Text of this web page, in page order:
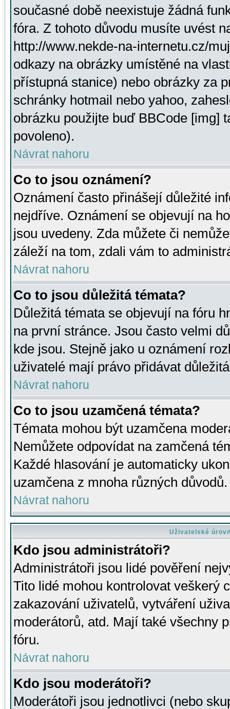
současné době neexistuje žádná
fóra. Z tohoto důvodu musíte uvést
http://www.nekde-na-internetu.cz/
odkazy na obrázky umístěné na
přístupná stanice) nebo obrázky za
schránky hotmail nebo yahoo,
obrázku použijte buď BBCode [img]
povoleno).
Návrat nahoru
Co to jsou oznámení?
Oznámení často přinášejí důležité
nejdříve. Oznámení se objevují na
jsou uvedeny. Zda můžete či
záleží na tom, zdali vám to
Návrat nahoru
Co to jsou důležitá témata?
Důležitá témata se objevují na fóru
na první stránce. Jsou často velmi
kde jsou. Stejně jako u oznámení
uživatelé mají právo přidávat
Návrat nahoru
Co to jsou uzamčená témata?
Témata mohou být uzamčena
Nemůžete odpovídat na zamčená
Každé hlasování je automaticky
uzamčena z mnoha různých důvodů.
Návrat nahoru
Uživatelské
Kdo jsou administrátoři?
Administrátoři jsou lidé pověření
Tito lidé mohou kontrolovat veškerý
zakazování uživatelů, vytváření
moderátorů, atd. Mají také všechny
fóru.
Návrat nahoru
Kdo jsou moderátoři?
Moderátoři jsou jednotlivci (nebo